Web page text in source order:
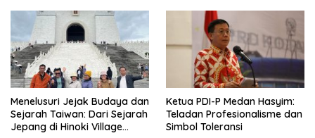
Menelusuri Jejak Budaya dan
Sejarah Taiwan: Dari Sejarah
Jepang di Hinoki Village
Ketua PDI-P Medan Hasyim:
Teladan Profesionalisme dan
Simbol Toleransi